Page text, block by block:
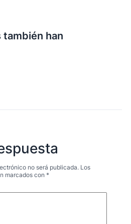
también han
no será publicada. Los
marcados con *